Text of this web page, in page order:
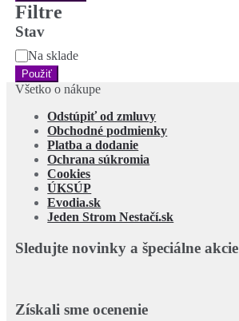
Filtre
Stav
StavNa sklade
Použiť
Všetko o nákupe
Odstúpiť od zmluvy
Obchodné podmienky
Platba a dodanie
Ochrana súkromia
Cookies
ÚKSÚP
Evodia.sk
Jeden Strom Nestačí.sk
Sledujte novinky a špeciálne akcie
Získali sme ocenenie